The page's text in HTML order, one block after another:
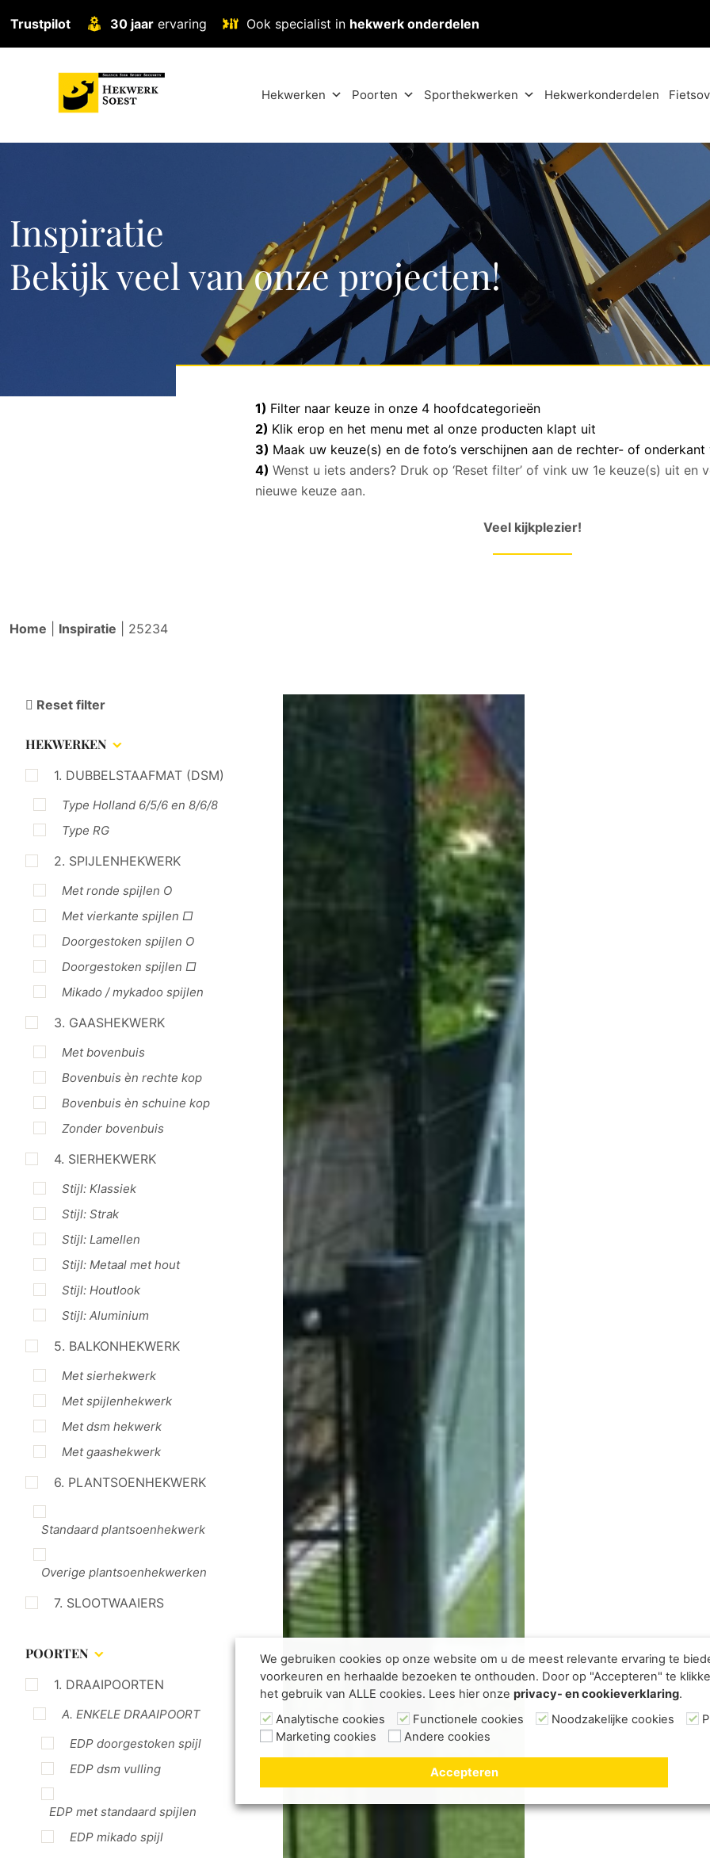
Trustpilot 30 jaar ervaring Ook specialist in hekwerk onderdelen
Hekwerken Poorten Sporthekwerken Hekwerkonderdelen
Inspiratie
Bekijk veel van onze projecten!
1) Filter naar keuze in onze 4 hoofdcategorieën
2) Klik erop en het menu met al onze producten klapt uit
3) Maak uw keuze(s) en de foto’s verschijnen aan de rechter- of onderkant
4) Wenst u iets anders? Druk op ‘Reset filter’ of vink uw 1e keuze(s) uit en
nieuwe keuze aan.
Veel kijkplezier!
Home Inspiratie 25234
Reset filter
HEKWERKEN
1. DUBBELSTAAFMAT (DSM)
Type Holland 6/5/6 en 8/6/8
Type RG
2. SPIJLENHEKWERK
Met ronde spijlen O
Met vierkante spijlen □
Doorgestoken spijlen O
Doorgestoken spijlen □
Mikado / mykadoo spijlen
3. GAASHEKWERK
Met bovenbuis
Bovenbuis èn rechte kop
Bovenbuis èn schuine kop
Zonder bovenbuis
4. SIERHEKWERK
Stijl: Klassiek
Stijl: Strak
Stijl: Lamellen
Stijl: Metaal met hout
Stijl: Houtlook
Stijl: Aluminium
5. BALKONHEKWERK
Met sierhekwerk
Met spijlenhekwerk
Met dsm hekwerk
Met gaashekwerk
6. PLANTSOENHEKWERK
Standaard plantsoenhekwerk
Overige plantsoenhekwerken
7. SLOOTWAAIERS
POORTEN
1. DRAAIPOORTEN
A. ENKELE DRAAIPOORT
EDP doorgestoken spijl
EDP dsm vulling
EDP met standaard spijlen
EDP mikado spijl
We gebruiken cookies op onze website om u de meest relevante ervaring te
voorkeuren en herhaalde bezoeken te onthouden. Door op "Accepteren" te
het gebruik van ALLE cookies. Lees hier onze privacy- en cookieverklaring.
Analytische cookies
Functionele cookies Noodzakelijke cookies
Marketing cookies
Andere cookies
Accepteren